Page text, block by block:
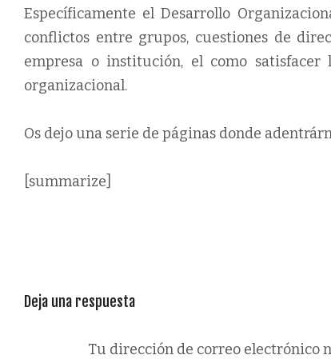
Específicamente el Desarrollo
conflictos entre grupos, cuestiones de
empresa o institución, el como
organizacional.
Os dejo una serie de páginas donde
[summarize]
Deja una respuesta
Tu dirección de correo electrónico